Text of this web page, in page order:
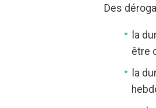
Des
la
être
la